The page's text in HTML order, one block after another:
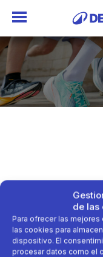
de las
Para ofrecer las
las cookies para
dispositivo. El
procesar datos como el